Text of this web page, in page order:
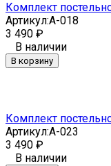
Комплект
Артикул:A-018
3 490 ₽
В наличии
В корзину
Комплект
Артикул:A-023
3 490 ₽
В наличии